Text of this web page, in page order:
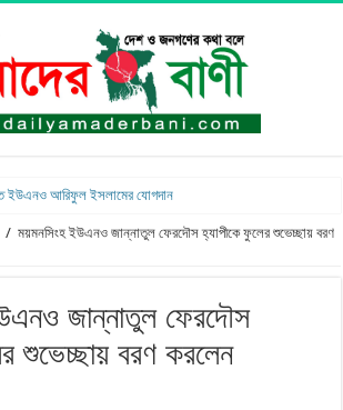
ইউএনও আরিফুল ইসলামের যোগদান
/ ময়মনসিংহ ইউএনও জান্নাতুল ফেরদৌস হ্যাপীকে ফুলের শুভেচ্ছায় বরণ
জান্নাতুল ফেরদৌস
শুভেচ্ছায় বরণ করলেন